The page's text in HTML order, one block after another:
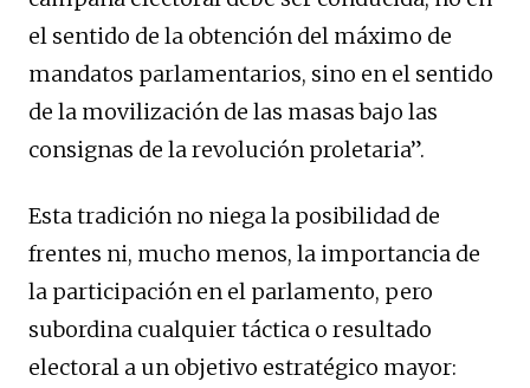
el sentido de la obtención del máximo de
mandatos parlamentarios, sino en el sentido
de la movilización de las masas bajo las
consignas de la revolución proletaria”.
Esta tradición no niega la posibilidad de
frentes ni, mucho menos, la importancia de
la participación en el parlamento, pero
subordina cualquier táctica o resultado
electoral a un objetivo estratégico mayor: